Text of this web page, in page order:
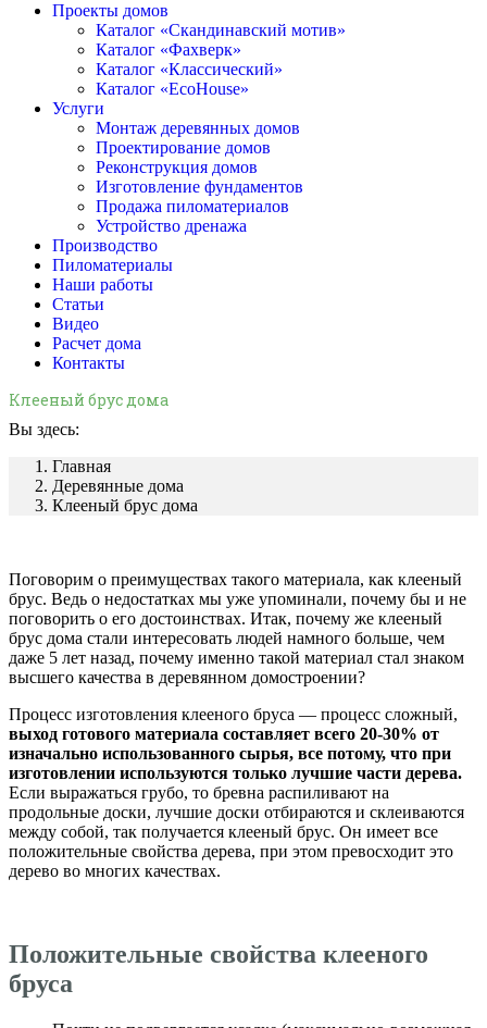
Проекты домов
Каталог «Скандинавский мотив»
Каталог «Фахверк»
Каталог «Классический»
Каталог «EcoHouse»
Услуги
Монтаж деревянных домов
Проектирование домов
Реконструкция домов
Изготовление фундаментов
Продажа пиломатериалов
Устройство дренажа
Производство
Пиломатериалы
Наши работы
Статьи
Видео
Расчет дома
Контакты
Клееный брус дома
Вы здесь:
Главная
Деревянные дома
Клееный брус дома
Поговорим о преимуществах такого материала, как клееный
брус. Ведь о недостатках мы уже упоминали, почему бы и не
поговорить о его достоинствах. Итак, почему же клееный
брус дома стали интересовать людей намного больше, чем
даже 5 лет назад, почему именно такой материал стал знаком
высшего качества в деревянном домостроении?
Процесс изготовления клееного бруса — процесс сложный,
выход готового материала составляет всего 20-30% от
изначально использованного сырья, все потому, что при
изготовлении используются только лучшие части дерева.
Если выражаться грубо, то бревна распиливают на
продольные доски, лучшие доски отбираются и склеиваются
между собой, так получается клееный брус. Он имеет все
положительные свойства дерева, при этом превосходит это
дерево во многих качествах.
Положительные свойства клееного
бруса